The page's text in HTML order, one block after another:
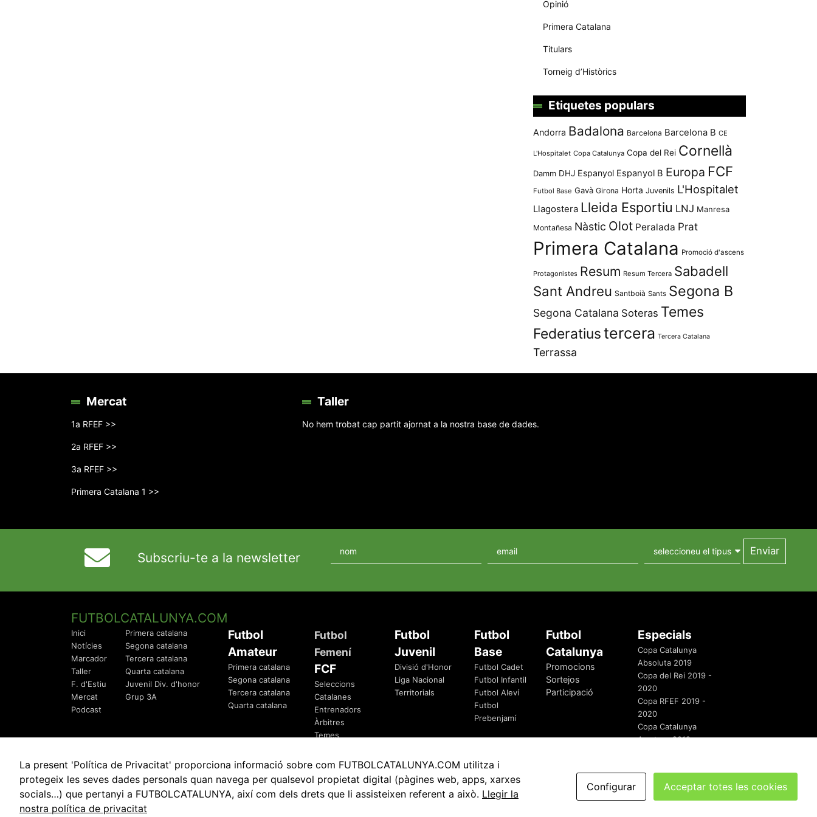
Opinió
Primera Catalana
Titulars
Torneig d’Històrics
Etiquetes populars
Andorra Badalona Barcelona Barcelona B CE
L'Hospitalet Copa Catalunya Copa del Rei Cornellà
Damm DHJ Espanyol Espanyol B Europa FCF
Futbol Base Gavà Girona Horta Juvenils L'Hospitalet
Llagostera Lleida Esportiu LNJ Manresa
Montañesa Nàstic Olot Peralada Prat
Primera Catalana Promoció d'ascens
Protagonistes Resum Resum Tercera Sabadell
Sant Andreu Santboià Sants Segona B
Segona Catalana Soteras Temes
Federatiustercera Tercera Catalana
Terrassa
Mercat
1a RFEF >>
2a RFEF >>
3a RFEF >>
Primera Catalana 1 >>
Taller
No hem trobat cap partit ajornat a la nostra base de dades.
Subscriu-te a la newsletter
FUTBOLCATALUNYA.COM
Inici
Notícies
Marcador
Taller
F. d'Estiu
Mercat
Podcast
Primera catalana
Segona catalana
Tercera catalana
Quarta catalana
Juvenil Div. d'honor
Grup 3A
Futbol
Amateur
Primera catalana
Segona catalana
Tercera catalana
Quarta catalana
Futbol
Femení
FCF
Seleccions
Catalanes
Entrenadors
Àrbitres
Temes
Futbol
Juvenil
Divisió d'Honor
Liga Nacional
Territorials
Futbol
Base
Futbol Cadet
Futbol Infantil
Futbol Aleví
Futbol
Prebenjamí
Futbol
Catalunya
Promocions
Sortejos
Participació
Especials
Copa Catalunya
Absoluta 2019
Copa del Rei 2019 -
2020
Copa RFEF 2019 -
2020
Copa Catalunya
Amateur 2019
© 2010 - 2026 FutbolCatalunya.com Avis Legal Política de Privacitat Política de Cookies redaccio@futbolcatalunya.com
La present 'Política de Privacitat' proporciona informació sobre com FUTBOLCATALUNYA.COM utilitza i
protegeix les seves dades personals quan navega per qualsevol propietat digital (pàgines web, apps, xarxes
socials…) que pertanyi a FUTBOLCATALUNYA, així com dels drets que li assisteixen referent a això. Llegir la
nostra política de privacitat
Configurar Acceptar totes les cookies